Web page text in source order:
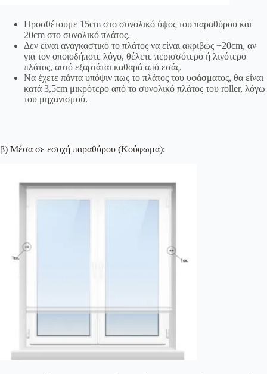
Προσθέτουμε 15cm στο συνολικό ύψος του παραθύρου και
20cm στο συνολικό πλάτος.
Δεν είναι αναγκαστικό το πλάτος να είναι ακριβώς +20cm, αν
για τον οποιοδήποτε λόγο, θέλετε περισσότερο ή λιγότερο
πλάτος, αυτό εξαρτάται καθαρά από εσάς.
Να έχετε πάντα υπόψιν πως το πλάτος του υφάσματος, θα είναι
κατά 3,5cm μικρότερο από το συνολικό πλάτος του roller, λόγω
του μηχανισμού.
β) Μέσα σε εσοχή παραθύρου (Κούφωμα):